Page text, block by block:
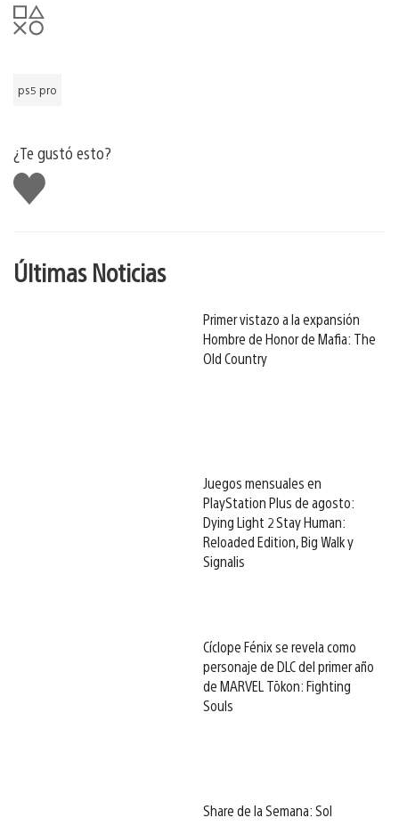
ps5 pro
¿Te gustó esto?
Me
gusta
Últimas Noticias
Primer vistazo a la expansión
Hombre de Honor de Mafia: The
Old Country
Juegos mensuales en
PlayStation Plus de agosto:
Dying Light 2 Stay Human:
Reloaded Edition, Big Walk y
Signalis
Cíclope Fénix se revela como
personaje de DLC del primer año
de MARVEL Tōkon: Fighting
Souls
Share de la Semana: Sol